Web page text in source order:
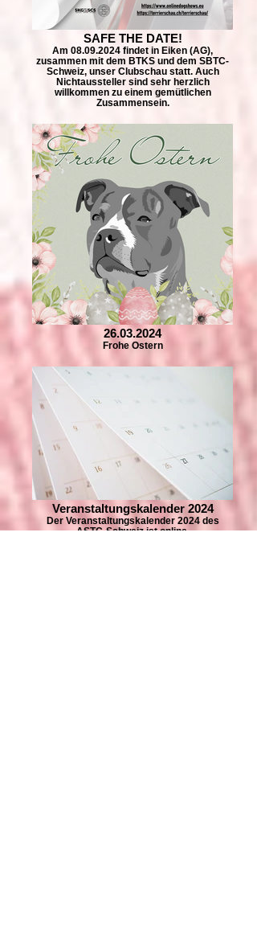
SAFE THE DATE!
Am 08.09.2024 findet in Eiken (AG),
zusammen mit dem BTKS und dem SBTC-
Schweiz, unser Clubschau statt. Auch
Nichtaussteller sind sehr herzlich
willkommen zu einem gemütlichen
Zusammensein.
26.03.2024
Frohe Ostern
Veranstaltungskalender 2024
Der Veranstaltungskalender 2024 des
ASTC-Schweiz ist online.